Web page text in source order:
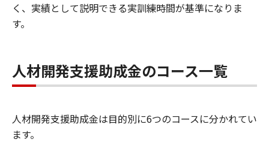
く、実績として説明できる実訓練時間が基準になりま
す。
人材開発支援助成金のコース一覧
人材開発支援助成金は目的別に6つのコースに分かれてい
ます。